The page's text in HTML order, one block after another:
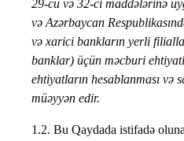
29-cu və 32-ci maddələrinə
və Azərbaycan
və xarici bankların yerli
banklar) üçün məcburi
ehtiyatların hesablanması və
müəyyən edir.
1.2. Bu Qaydada istifadə